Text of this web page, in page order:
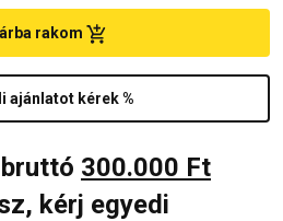
ajánlatot kérek %
rakom
300.000 Ft
kérj egyedi